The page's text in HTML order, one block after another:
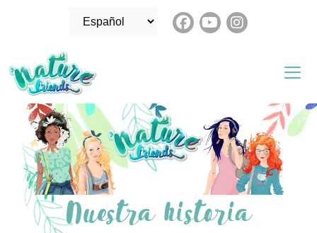
Nuestra historia